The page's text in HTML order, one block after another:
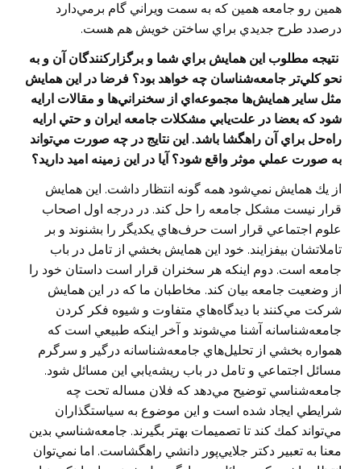
همين رو جامعه همين كه به سمت ويراني گام برمي‌دارد
درصدد طرح جديدي براي ساختن خويش هم هست.
‌نتيجه مطلوب اين همايش براي شما و برگزاركنندگان آن و به
نحو كلي‌تر جامعه‌شناسان چه خواهد بود؟ فرضا در اين همايش
مثل ساير همايش‌ها مجموعه‌اي از سخنراني‌ها و مقالات ارايه
شود كه بعضا در علت‌يابي مشكلات جامعه ايران و حتي ارايه
راه‌حل براي آن راهگشا باشد. اين نتايج در چه صورت مي‌تواند
به صورت عملي موثر واقع شود؟ آيا در اين زمينه اميد داريد؟
از يك همايش نمي‌شود همه گونه انتظار داشت. اين همايش
قرار نيست مشكل جامعه را حل كند. در درجه اول اصحاب
علوم اجتماعي قرار است حرف‌هاي يكديگر را بشنوند و بر
تاملاتشان بيفزايند. خود اين همايش بخشي از تامل در باب
جامعه است. دوم اينكه هر سخنران قرار است داستان خود را
از وضعيت جامعه بيان كند. مخاطبان ما كه در اين همايش
شركت مي‌كنند با ديدگاه‌هاي متفاوت و شيوه فكر كردن
جامعه‌شناسانه آشنا مي‌شوند و آخر اينكه طبيعي است كه
همواره بخشي از تحليل‌هاي جامعه‌شناسانه درگير و سرگرم
مسائل اجتماعي و تامل در باب ريشه‌يابي اين مسائل شود.
جامعه‌شناسي توضيح مي‌دهد كه فلان مساله تحت چه
شرايطي ايجاد شده است و اين موضوع به سياستگذاران
مي‌تواند كمك كند تا تصميمات بهتر بگيرند. جامعه‌شناسي بدين
معنا به تعبير دكتر جلايي‌پور دانشي راهگشاست. اما نمي‌توان